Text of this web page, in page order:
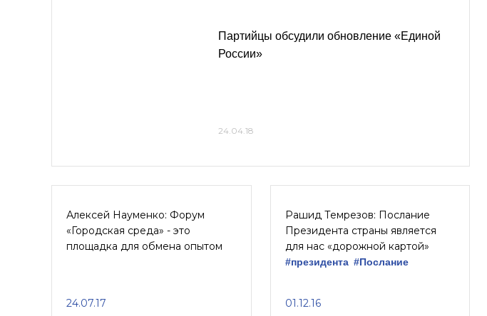
Партийцы обсудили обновление «Единой
России»
24.04.18
Алексей Науменко: Форум
«Городская среда» - это
площадка для обмена опытом
24.07.17
Рашид Темрезов: Послание
Президента страны является
для нас «дорожной картой»
#президента #Послание
01.12.16